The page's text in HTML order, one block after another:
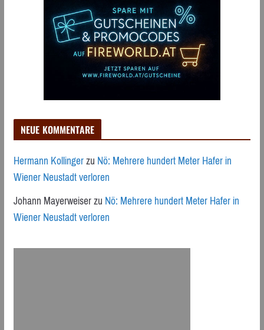
NEUE KOMMENTARE
Hermann KollingerzuNö: Mehrere hundert Meter Hafer in
Wiener Neustadt verloren
Johann MayerweiserzuNö: Mehrere hundert Meter Hafer in
Wiener Neustadt verloren